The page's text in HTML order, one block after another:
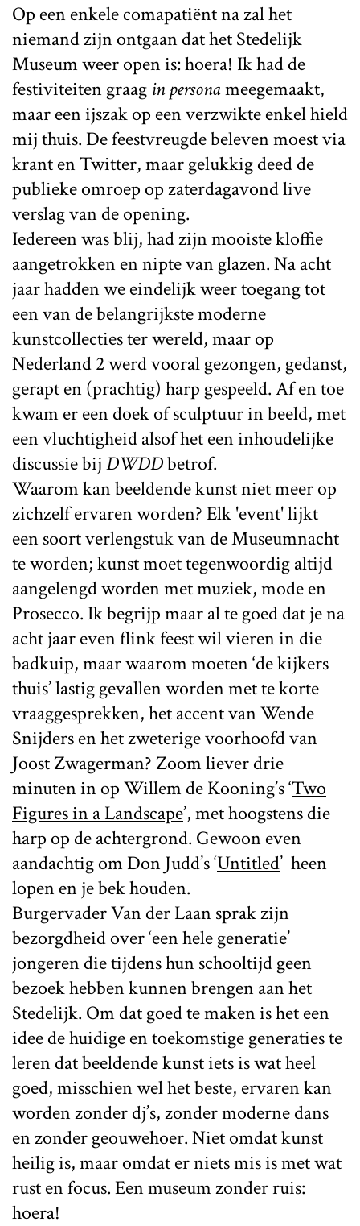
Op een enkele comapatiënt na zal het
niemand zijn ontgaan dat het Stedelijk
Museum weer open is: hoera! Ik had de
festiviteiten graag in personameegemaakt,
maar een ijszak op een verzwikte enkel hield
mij thuis. De feestvreugde beleven moest via
krant en Twitter, maar gelukkig deed de
publieke omroep op zaterdagavond live
verslag van de opening.
Iedereen was blij, had zijn mooiste kloffie
aangetrokken en nipte van glazen. Na acht
jaar hadden we eindelijk weer toegang tot
een van de belangrijkste moderne
kunstcollecties ter wereld, maar op
Nederland 2 werd vooral gezongen, gedanst,
gerapt en (prachtig) harp gespeeld. Af en toe
kwam er een doek of sculptuur in beeld, met
een vluchtigheid alsof het een inhoudelijke
discussie bijDWDDbetrof.
Waarom kan beeldende kunst niet meer op
zichzelf ervaren worden? Elk 'event' lijkt
een soort verlengstuk van de Museumnacht
te worden; kunst moet tegenwoordig altijd
aangelengd worden met muziek, mode en
Prosecco. Ik begrijp maar al te goed dat je na
acht jaar even flink feest wil vieren in die
badkuip, maar waarom moeten ‘de kijkers
thuis’ lastig gevallen worden met te korte
vraaggesprekken, het accent van Wende
Snijders en het zweterige voorhoofd van
Joost Zwagerman? Zoom liever drie
minuten in op Willem de Kooning’s ‘Two
Figures in a Landscape’, met hoogstens die
harp op de achtergrond. Gewoon even
aandachtig om Don Judd’s ‘Untitled’ heen
lopen en je bek houden.
Burgervader Van der Laan sprak zijn
bezorgdheid over ‘een hele generatie’
jongeren die tijdens hun schooltijd geen
bezoek hebben kunnen brengen aan het
Stedelijk. Om dat goed te maken is het een
idee de huidige en toekomstige generaties te
leren dat beeldende kunst iets is wat heel
goed, misschien wel het beste, ervaren kan
worden zonder dj’s, zonder moderne dans
en zonder geouwehoer. Niet omdat kunst
heilig is, maar omdat er niets mis is met wat
rust en focus. Een museum zonder ruis:
hoera!